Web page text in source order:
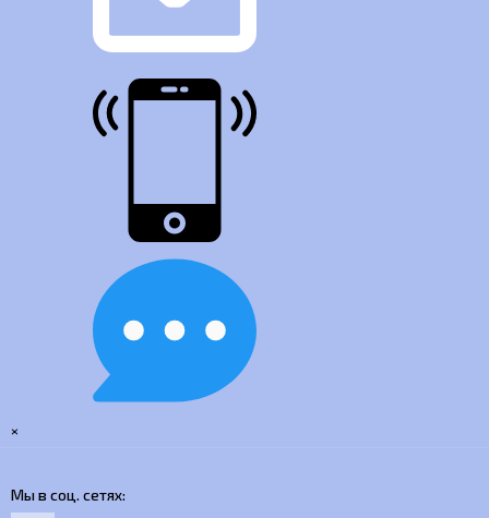
×
Мы в соц. сетях